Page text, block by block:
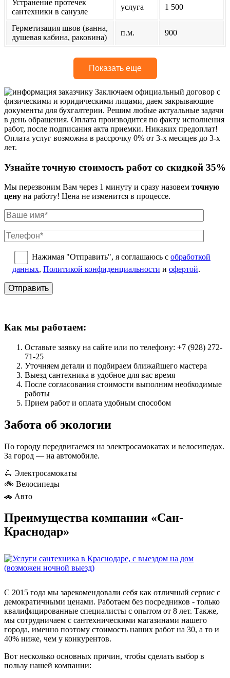
Устранение протечек
сантехники в санузле
услуга 1 500
Герметизация швов (ванна,
душевая кабина, раковина)
п.м. 900
Показать еще
Заключаем официальный договор с
физическими и юридическими лицами, даем закрывающие
документы для бухгалтерии. Решим любые актуальные задачи
в день обращения. Оплата производится по факту исполнения
работ, после подписания акта приемки. Никаких предоплат!
Оплата услуг возможна в рассрочку 0% от 3-х месяцев до 3-х
лет.
Узнайте точную стоимость работ со скидкой 35%
Мы перезвоним Вам через 1 минуту и сразу назовем точную
цену на работу! Цена не изменится в процессе.
Нажимая "Отправить", я соглашаюсь с обработкой
данных, Политикой конфиденциальности и офертой.
Как мы работаем:
Оставьте заявку на сайте или по телефону: +7 (928) 272-
71-25
Уточняем детали и подбираем ближайшего мастера
Выезд сантехника в удобное для вас время
После согласования стоимости выполним необходимые
работы
Прием работ и оплата удобным способом
Забота об экологии
По городу передвигаемся на электросамокатах и велосипедах.
За город — на автомобиле.
🛴 Электросамокаты
🚲 Велосипеды
🚗 Авто
Преимущества компании «Сан-
Краснодар»
С 2015 года мы зарекомендовали себя как отличный сервис с
демократичными ценами. Работаем без посредников - только
квалифицированные специалисты с опытом от 8 лет. Также,
мы сотрудничаем с сантехническими магазинами нашего
города, именно поэтому стоимость наших работ на 30, а то и
40% ниже, чем у конкурентов.
Вот несколько основных причин, чтобы сделать выбор в
пользу нашей компании: